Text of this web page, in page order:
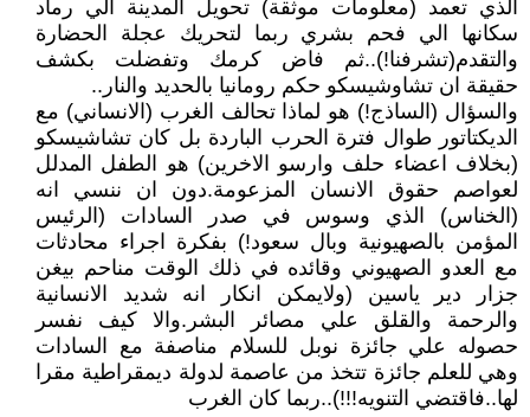
الذي تعمد (معلومات موثقة) تحويل المدينة الي رماد
سكانها الي فحم بشري ربما لتحريك عجلة الحضارة
والتقدم(تشرفنا!)..ثم فاض كرمك وتفضلت بكشف
حقيقة ان تشاوشيسكو حكم رومانيا بالحديد والنار..
والسؤال (الساذج!) هو لماذا تحالف الغرب (الانساني) مع
الديكتاتور طوال فترة الحرب الباردة بل كان تشاشيسكو
(بخلاف اعضاء حلف وارسو الاخرين) هو الطفل المدلل
لعواصم حقوق الانسان المزعومة.دون ان ننسي انه
(الخناس) الذي وسوس في صدر السادات (الرئيس
المؤمن بالصهيونية وبال سعود!) بفكرة اجراء محادثات
مع العدو الصهيوني وقائده في ذلك الوقت مناحم بيغن
جزار دير ياسين (ولايمكن انكار انه شديد الانسانية
والرحمة والقلق علي مصائر البشر.والا كيف نفسر
حصوله علي جائزة نوبل للسلام مناصفة مع السادات
وهي للعلم جائزة تتخذ من عاصمة لدولة ديمقراطية مقرا
لها..فاقتضي التنويه!!!)..ربما كان الغرب